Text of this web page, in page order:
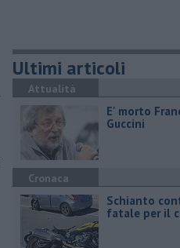
Ultimi articoli
Attualità
E' morto
Guccini
Cronaca
Schianto
fatale per il